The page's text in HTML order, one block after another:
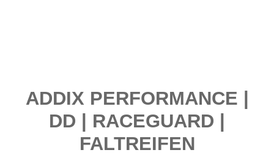
ADDIX PERFORMANCE |
DD | RACEGUARD |
FALTREIFEN